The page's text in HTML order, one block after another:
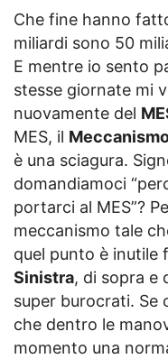
Che fine hanno
miliardi sono 50
E mentre io sento
stesse giornate mi
nuovamente del
MES, il
è una sciagura.
domandiamoci
portarci al MES”?
meccanismo tale
quel punto è inutile
Sinistra, di sopra e
super burocrati. Se
che dentro le
momento una